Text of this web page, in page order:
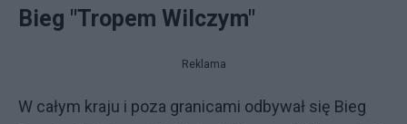
Bieg "Tropem Wilczym"
Reklama
W całym kraju i poza granicami odbywał się Bieg